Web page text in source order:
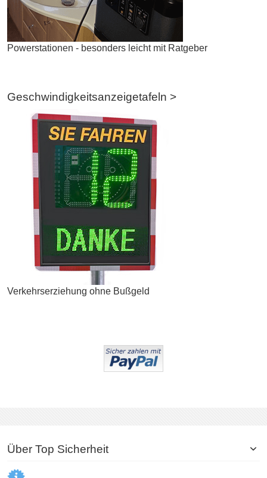
Powerstationen - besonders leicht mit Ratgeber
Geschwindigkeitsanzeigetafeln >
Verkehrserziehung ohne Bußgeld
Über Top Sicherheit